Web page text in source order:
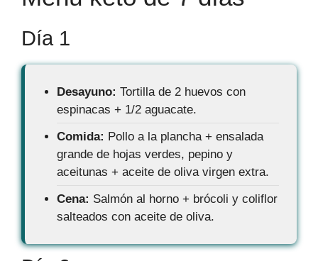
Día 1
Desayuno: Tortilla de 2 huevos con
espinacas + 1/2 aguacate.
Comida: Pollo a la plancha + ensalada
grande de hojas verdes, pepino y
aceitunas + aceite de oliva virgen extra.
Cena: Salmón al horno + brócoli y coliflor
salteados con aceite de oliva.